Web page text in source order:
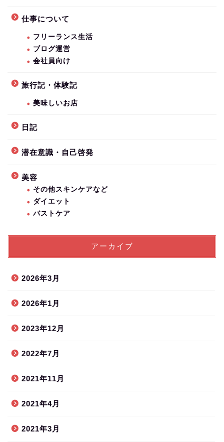
仕事について
フリーランス生活
ブログ運営
会社員向け
旅行記・体験記
美味しいお店
日記
潜在意識・自己啓発
美容
その他スキンケアなど
ダイエット
バストケア
アーカイブ
2026年3月
2026年1月
2023年12月
2022年7月
2021年11月
2021年4月
2021年3月